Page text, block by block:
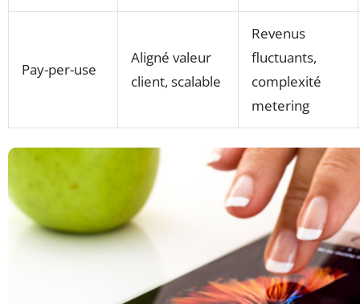
Pay-per-use
Aligné valeur
client, scalable
Revenus
fluctuants,
complexité
metering